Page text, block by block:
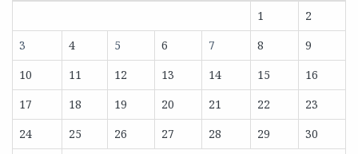
1
2
3
4 5 6 7 8
9
10
11 12 13 14 15
16
17
18 19 20 21 22
23
24
25 26 27 28 29
30